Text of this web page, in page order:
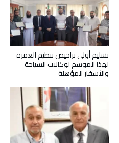
تسليم أولى تراخيص تنظيم العمرة
لهذا الموسم لوكالات السياحة
والأسفار المؤهلة